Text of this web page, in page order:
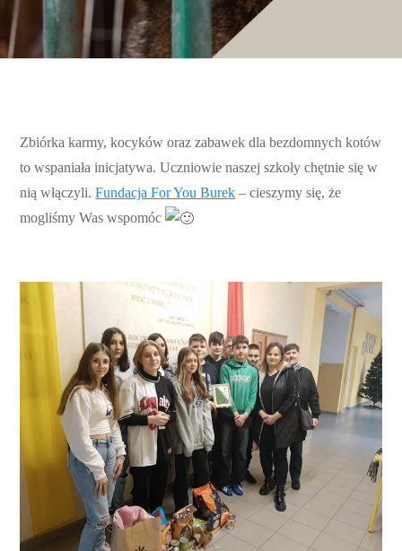
Zbiórka karmy, kocyków oraz zabawek dla bezdomnych kotów
to wspaniała inicjatywa. Uczniowie naszej szkoły chętnie się w
nią włączyli.Fundacja For You Burek – cieszymy się, że
mogliśmy Was wspomóc